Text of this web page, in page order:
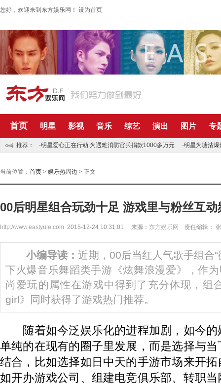
您好，欢迎来到东方娱乐网！ 设为首页
首页 明星 影视 音乐 综艺 演出 图片 专
推荐： ·明星爱心正在行动 为遇难消防官兵捐款1000多万元 ·明星为塘沽
当前位置： 首页 > 娱乐热周边 > 正文
00后明星组合玩劲十足 游戏里与粉丝互动
http://www.eastyule.com 2015-12-24 10:31:01 来源： 东方娱乐网 责任编辑：
小编导读：近期，00后当红人气歌手组合
下火爆音乐舞蹈类手游《炫舞浪漫爱》，作
尚爱玩的属性在游戏中得到了充分体现，组
girl》同时获得了游戏热门推荐。
随着如今泛娱乐化的进程加剧，如今的
单纯的在现有的圈子里发展，而是选择与
结合，比如选择如日中天的手游市场来开
如开办游戏公司、组建电竞俱乐部、转职